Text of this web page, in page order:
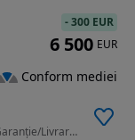
1598 cm3 • 110 CP • Opel Astra K 2017 Euro 6 / Garanție/LivrareGR/Rate Fixe/RevizieGR
-300 EUR
6 500 EUR
Conform mediei